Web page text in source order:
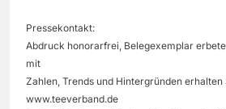
Pressekontakt:
Abdruck honorarfrei, Belegexemplar
mit
Zahlen, Trends und Hintergründen erhalten
www.teeverband.de